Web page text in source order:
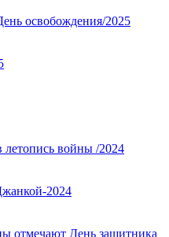
освобождения/2025
войны /2024
2024
отмечают День защитника